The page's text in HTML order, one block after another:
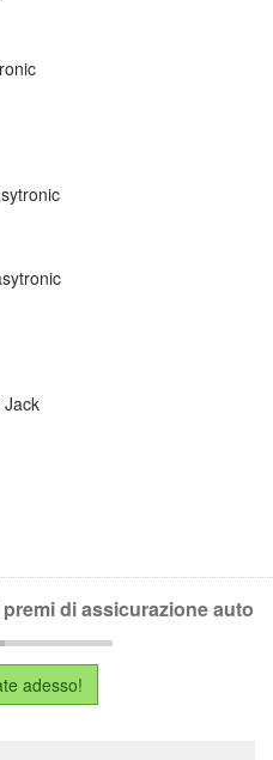
Jack
di assicurazione auto
adesso!